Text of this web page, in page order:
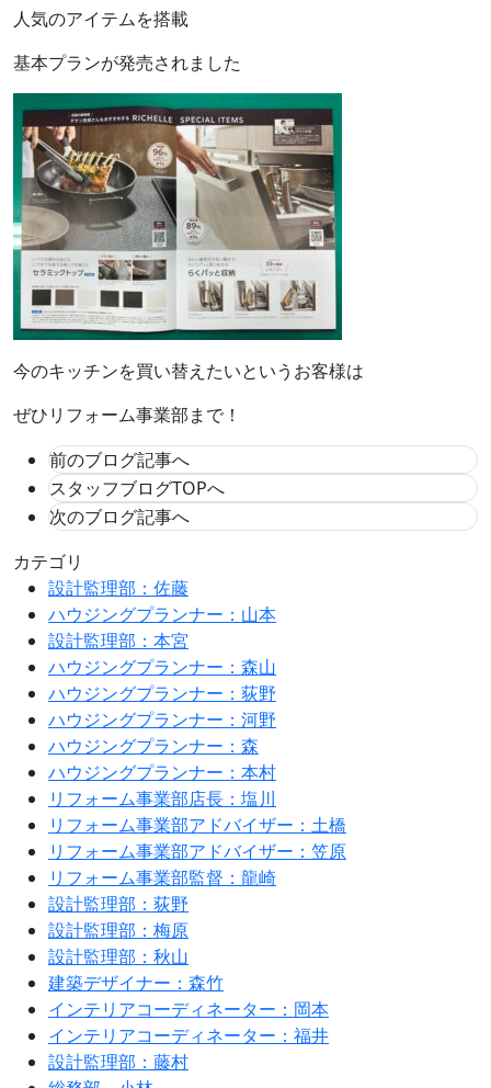
人気のアイテムを搭載
基本プランが発売されました
今のキッチンを買い替えたいというお客様は
ぜひリフォーム事業部まで！
前のブログ記事へ
スタッフブログTOPへ
次のブログ記事へ
カテゴリ
設計監理部：佐藤
ハウジングプランナー：山本
設計監理部：本宮
ハウジングプランナー：森山
ハウジングプランナー：荻野
ハウジングプランナー：河野
ハウジングプランナー：森
ハウジングプランナー：本村
リフォーム事業部店長：塩川
リフォーム事業部アドバイザー：土橋
リフォーム事業部アドバイザー：笠原
リフォーム事業部監督：龍崎
設計監理部：荻野
設計監理部：梅原
設計監理部：秋山
建築デザイナー：森竹
インテリアコーディネーター：岡本
インテリアコーディネーター：福井
設計監理部：藤村